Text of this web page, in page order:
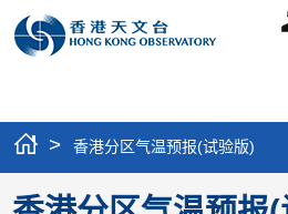
> 香港分区气温预报(试验版)